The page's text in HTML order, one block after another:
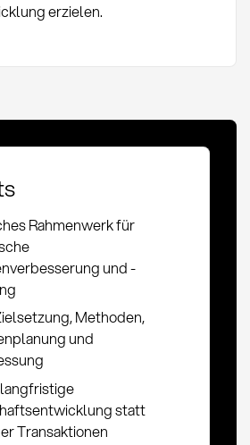
erzielen.
Rahmenwerk für
und -
Methoden,
und
statt
Transaktionen